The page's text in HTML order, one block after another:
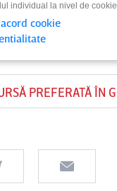
PREFERATĂ ÎN
individual la nivel de
cookie